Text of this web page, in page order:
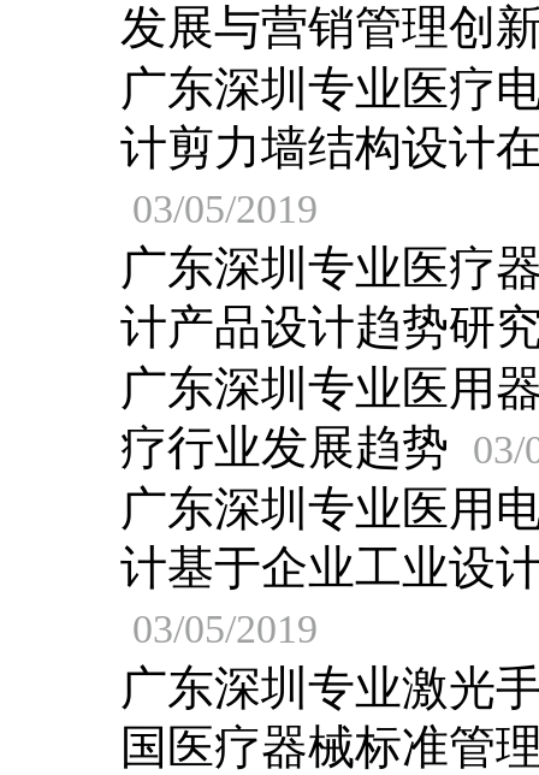
发展与营销管理创
广东深圳专业医疗
计剪力墙结构设计
03/05/2019
广东深圳专业医疗
计产品设计趋势研
广东深圳专业医用
疗行业发展趋势 03/
广东深圳专业医用
计基于企业工业设
03/05/2019
广东深圳专业激光
国医疗器械标准管